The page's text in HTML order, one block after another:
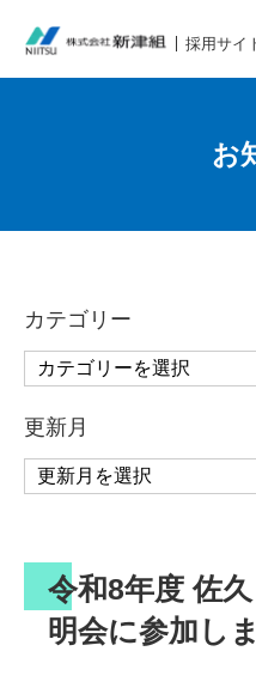
採用サイ
お
カテゴリー
更新月
令和8年度 佐
明会に参加し